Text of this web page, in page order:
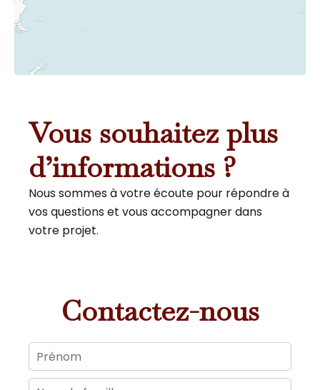
Vous souhaitez plus
d’informations ?
Nous sommes à votre écoute pour répondre à
vos questions et vous accompagner dans
votre projet.
Contactez-nous